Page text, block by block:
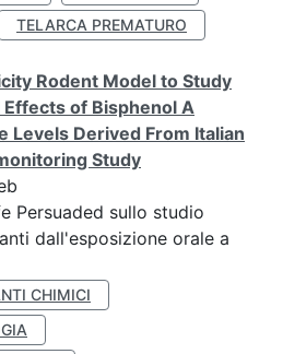
TELARCA PREMATURO
Rodent Model to Study
of Bisphenol A
Levels Derived From Italian
Study
Persuaded sullo studio
dall'esposizione orale a
CHIMICI